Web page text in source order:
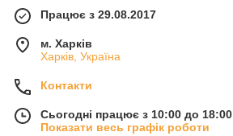
Працює з 29.08.2017
м. Харків
Харків, Україна
Контакти
Сьогодні працює з 10:00 до 18:00
Показати весь графік роботи